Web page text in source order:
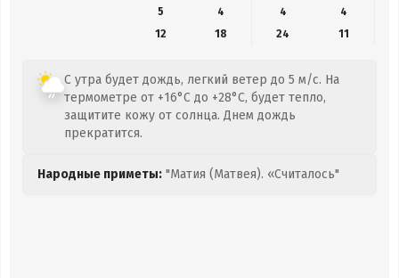
5
4 4
4
12
18 24 11
С утра будет дождь, легкий ветер до 5 м/с. На
термометре от +16°C до +28°C, будет тепло,
защитите кожу от солнца. Днем дождь
прекратится.
Народные приметы: "Матия (Матвея). «Считалось"